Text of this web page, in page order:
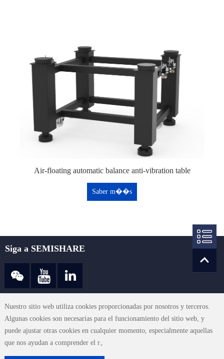
Nuestro sitio web utiliza cookies proporcionadas por nosotros y terceros.
Algunas cookies son necesarias para el funcionamiento del sitio web, y
puede ajustar otras cookies en cualquier momento, especialmente aquellas
que nos ayudan a comprender el r。
Air-floating automatic balance anti-vibration table
Saber m��s
Siga a SEMISHARE
Términos de uso Declaración de privacidad
Mapa del sitio
© 2023 SEMISHARE CO., LTD. All Rights Reserved.